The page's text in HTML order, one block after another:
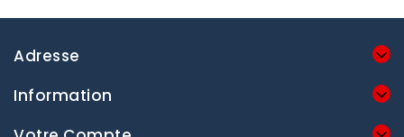
Adresse
Information